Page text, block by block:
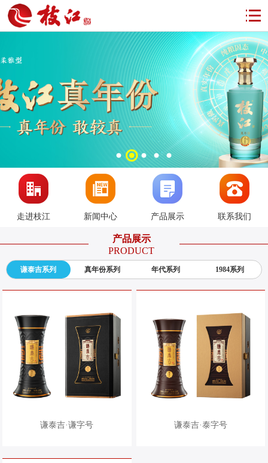
走进枝江 新闻中心 产品展示 联系我们
产品展示
PRODUCT
谦泰吉系列 真年份系列 年代系列 1984系列
谦泰吉·谦字号 谦泰吉·泰字号